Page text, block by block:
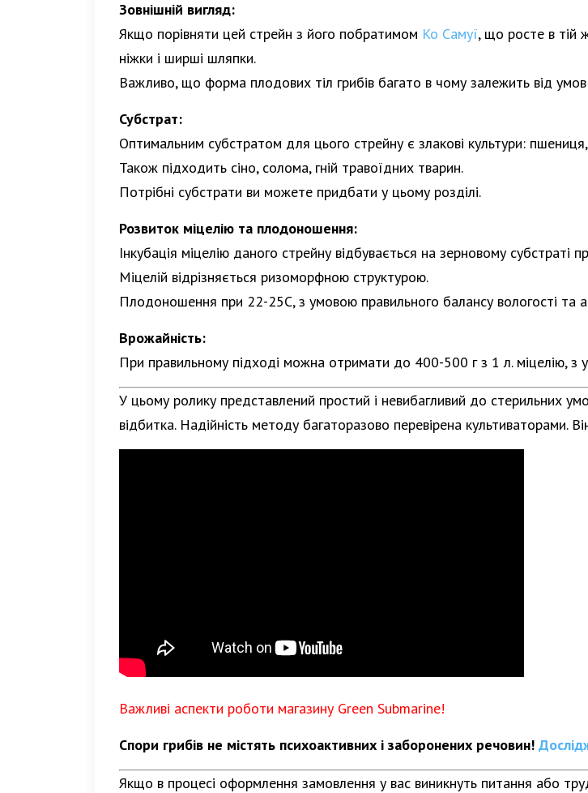
Зовнішній вигляд:
Якщо порівняти цей стрейн з його побратимом Ко Самуї, що росте в тій
ніжки і ширші шляпки.
Важливо, що форма плодових тіл грибів багато в чому залежить від умов
Субстрат:
Оптимальним субстратом для цього стрейну є злакові культури:
Також підходить сіно, солома, гній травоїдних тварин.
Потрібні субстрати ви можете придбати у цьому розділі.
Розвиток міцелію та плодоношення:
Інкубація міцелію даного стрейну відбувається на зерновому субстраті
Міцелій відрізняється ризоморфною структурою.
Плодоношення при 22-25С, з умовою правильного балансу вологості та
Врожайність:
При правильному підході можна отримати до 400-500 г з 1 л. міцелію, з
У цьому ролику представлений простий і невибагливий до стерильних
відбитка. Надійність методу багаторазово перевірена
Важливі аспекти роботи магазину Green Submarine!
Спори грибів не містять психоактивних і заборонених речовин!
Якщо в процесі оформлення замовлення у вас виникнуть питання або